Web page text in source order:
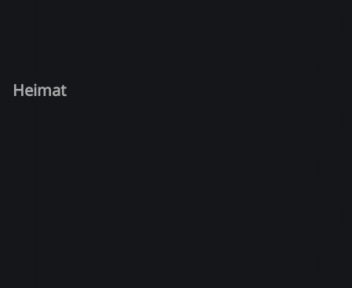
Heimat